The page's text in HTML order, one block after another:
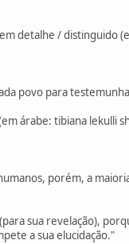
detalhe / distinguido
povo para
árabe: tibiana lekulli
porém, a
sua revelação),
a sua elucidação."